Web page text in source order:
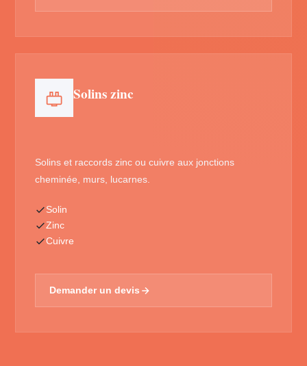
Solins zinc
Solins et raccords zinc ou cuivre aux jonctions
cheminée, murs, lucarnes.
Solin
Zinc
Cuivre
Demander un devis